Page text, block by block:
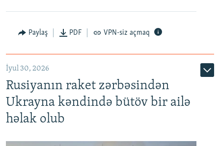
Paylaş PDF VPN-siz açmaq
İyul 30, 2026
Rusiyanın raket zərbəsindən
Ukrayna kəndində bütöv bir ailə
həlak olub